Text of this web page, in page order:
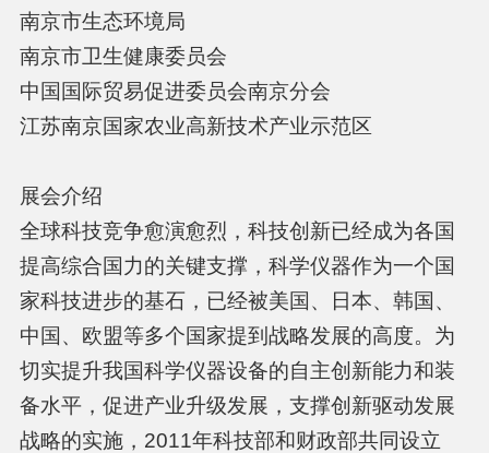
南京市生态环境局
南京市卫生健康委员会
中国国际贸易促进委员会南京分会
江苏南京国家农业高新技术产业示范区
展会介绍
全球科技竞争愈演愈烈，科技创新已经成为各国
提高综合国力的关键支撑，科学仪器作为一个国
家科技进步的基石，已经被美国、日本、韩国、
中国、欧盟等多个国家提到战略发展的高度。为
切实提升我国科学仪器设备的自主创新能力和装
备水平，促进产业升级发展，支撑创新驱动发展
战略的实施，2011年科技部和财政部共同设立